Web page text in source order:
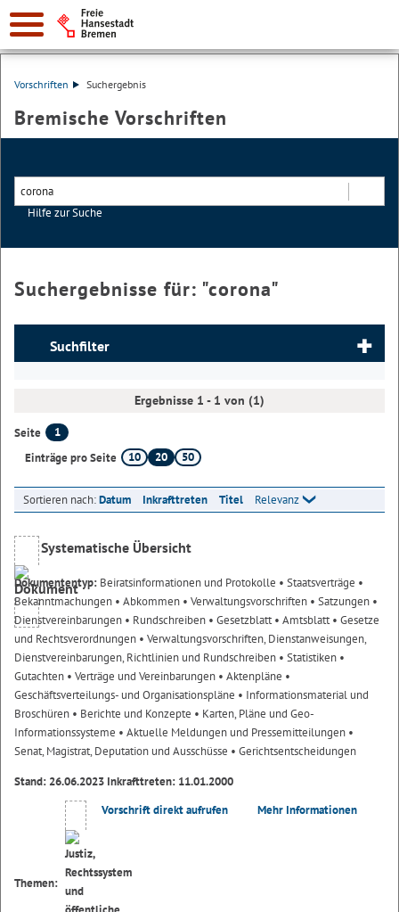
Vorschriften Suchergebnis
Bremische Vorschriften
Hilfe zur Suche
Suchergebnisse für: "corona"
Suchfilter
Ergebnisse 1 - 1 von (1)
Seite
1
Einträge pro Seite
10 20 50
Sortieren nach:Datum Inkrafttreten Titel Relevanz
Systematische Übersicht
Dokumententyp: Beiratsinformationen und Protokolle • Staatsverträge •
Bekanntmachungen • Abkommen • Verwaltungsvorschriften • Satzungen •
Dienstvereinbarungen • Rundschreiben • Gesetzblatt• Amtsblatt• Gesetze
und Rechtsverordnungen • Verwaltungsvorschriften, Dienstanweisungen,
Dienstvereinbarungen, Richtlinien und Rundschreiben • Statistiken •
Gutachten • Verträge und Vereinbarungen • Aktenpläne •
Geschäftsverteilungs- und Organisationspläne • Informationsmaterial und
Broschüren • Berichte und Konzepte • Karten, Pläne und Geo-
Informationssysteme • Aktuelle Meldungen und Pressemitteilungen •
Senat, Magistrat, Deputation und Ausschüsse • Gerichtsentscheidungen
Stand: 26.06.2023 Inkrafttreten: 11.01.2000
Themen:
Vorschrift direkt aufrufen Mehr Informationen